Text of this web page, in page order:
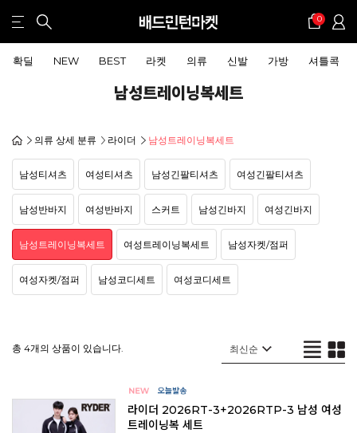
0
확딜 NEW BEST 라켓 의류 신발 가방 셔틀콕
남성트레이닝복세트
의류 상세 분류 라이더 남성트레이닝복세트
남성티셔츠 여성티셔츠 남성긴팔티셔츠 여성긴팔티셔츠
남성반바지 여성반바지 스커트 남성긴바지 여성긴바지
남성트레이닝복세트 여성트레이닝복세트 남성자켓/점퍼
여성자켓/점퍼 남성코디세트 여성코디세트
총 4개의 상품이 있습니다.
라이더 2026RT-3+2026RTP-3 남성 여성
트레이닝복 세트